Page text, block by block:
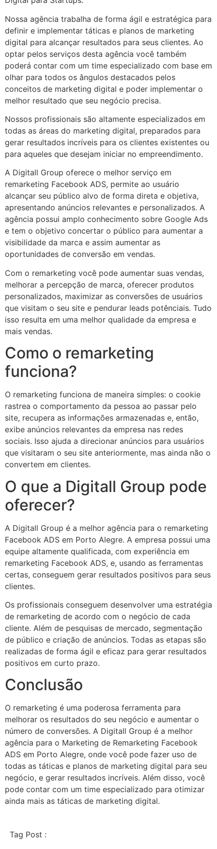
Nossa agência trabalha de forma ágil e estratégica para
definir e implementar táticas e planos de marketing
digital para alcançar resultados para seus clientes. Ao
optar pelos serviços desta agência você também
poderá contar com um time especializado com base em
olhar para todos os ângulos destacados pelos
conceitos de marketing digital e poder implementar o
melhor resultado que seu negócio precisa.
Nossos profissionais são altamente especializados em
todas as áreas do marketing digital, preparados para
gerar resultados incríveis para os clientes existentes ou
para aqueles que desejam iniciar no empreendimento.
A Digitall Group oferece o melhor serviço em
remarketing Facebook ADS, permite ao usuário
alcançar seu público alvo de forma direta e objetiva,
apresentando anúncios relevantes e personalizados. A
agência possui amplo conhecimento sobre Google Ads
e tem o objetivo concertar o público para aumentar a
visibilidade da marca e assim aumentar as
oportunidades de conversão em vendas.
Com o remarketing você pode aumentar suas vendas,
melhorar a percepção de marca, oferecer produtos
personalizados, maximizar as conversões de usuários
que visitam o seu site e pendurar leads potênciais. Tudo
isso resulta em uma melhor qualidade da empresa e
mais vendas.
Como o remarketing
funciona?
O remarketing funciona de maneira simples: o cookie
rastrea o comportamento da pessoa ao passar pelo
site, recupera as informações armazenadas e, então,
exibe anúncios relevantes da empresa nas redes
sociais. Isso ajuda a direcionar anúncios para usuários
que visitaram o seu site anteriormente, mas ainda não o
convertem em clientes.
O que a Digitall Group pode
oferecer?
A Digitall Group é a melhor agência para o remarketing
Facebook ADS em Porto Alegre. A empresa possui uma
equipe altamente qualificada, com experiência em
remarketing Facebook ADS, e, usando as ferramentas
certas, conseguem gerar resultados positivos para seus
clientes.
Os profissionais conseguem desenvolver uma estratégia
de remarketing de acordo com o negócio de cada
cliente. Além de pesquisas de mercado, segmentação
de público e criação de anúncios. Todas as etapas são
realizadas de forma ágil e eficaz para gerar resultados
positivos em curto prazo.
Conclusão
O remarketing é uma poderosa ferramenta para
melhorar os resultados do seu negócio e aumentar o
número de conversões. A Digitall Group é a melhor
agência para o Marketing de Remarketing Facebook
ADS em Porto Alegre, onde você pode fazer uso de
todas as táticas e planos de marketing digital para seu
negócio, e gerar resultados incríveis. Além disso, você
pode contar com um time especializado para otimizar
ainda mais as táticas de marketing digital.
Tag Post :